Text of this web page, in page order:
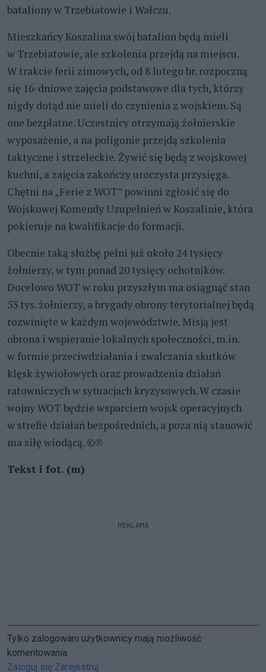
bataliony w Trzebiatowie i Wałczu.
Mieszkańcy Koszalina swój batalion będą mieli
w Trzebiatowie, ale szkolenia przejdą na miejscu.
W trakcie ferii zimowych, od 8 lutego br. rozpoczną
się 16-dniowe zajęcia podstawowe dla tych, którzy
nigdy dotąd nie mieli do czynienia z wojskiem. Są
one bezpłatne. Uczestnicy otrzymają żołnierskie
wyposażenie, a na poligonie przejdą szkolenia
taktyczne i strzeleckie. Żywić się będą z wojskowej
kuchni, a zajęcia zakończy uroczysta przysięga.
Chętni na „Ferie z WOT” powinni zgłosić się do
Wojskowej Komendy Uzupełnień w Koszalinie, która
pokieruje na kwalifikacje do formacji.
Obecnie taką służbę pełni już około 24 tysięcy
żołnierzy, w tym ponad 20 tysięcy ochotników.
Docelowo WOT w roku przyszłym ma osiągnąć stan
53 tys. żołnierzy, a brygady obrony terytorialnej będą
rozwinięte w każdym województwie. Misją jest
obrona i wspieranie lokalnych społeczności, m.in.
w formie przeciwdziałania i zwalczania skutków
klęsk żywiołowych oraz prowadzenia działań
ratowniczych w sytuacjach kryzysowych. W czasie
wojny WOT będzie wsparciem wojsk operacyjnych
w strefie działań bezpośrednich, a poza nią stanowić
ma siłę wiodącą. ©℗
Tekst i fot. (m)
REKLAMA
Tylko zalogowani użytkownicy mają możliwość
komentowania
Zaloguj się Zarejestruj